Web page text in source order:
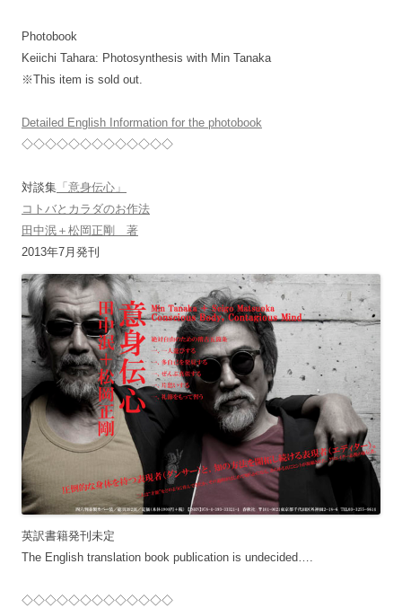
Photobook
Keiichi Tahara: Photosynthesis with Min Tanaka
※This item is sold out.
Detailed English Information for the photobook
◇◇◇◇◇◇◇◇◇◇◇◇◇
対談集 「意身伝心」
コトバとカラダのお作法
田中泯＋松岡正剛 著
2013年7月発刊
英訳書籍発刊未定
The English translation book publication is undecided….
◇◇◇◇◇◇◇◇◇◇◇◇◇